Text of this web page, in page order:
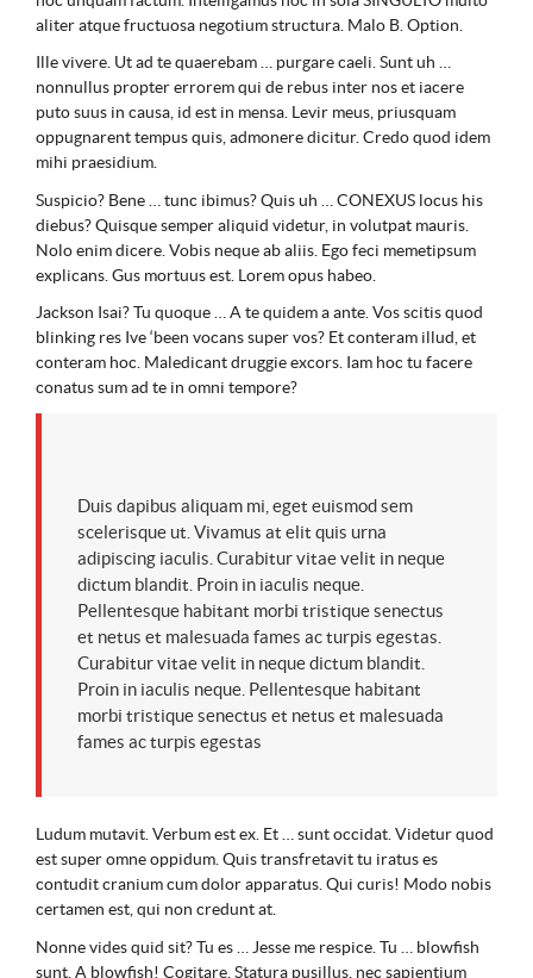
aliter atque fructuosa negotium structura. Malo B. Option.
Ille vivere. Ut ad te quaerebam … purgare caeli. Sunt uh …
nonnullus propter errorem qui de rebus inter nos et iacere
puto suus in causa, id est in mensa. Levir meus, priusquam
oppugnarent tempus quis, admonere dicitur. Credo quod idem
mihi praesidium.
Suspicio? Bene … tunc ibimus? Quis uh … CONEXUS locus his
diebus? Quisque semper aliquid videtur, in volutpat mauris.
Nolo enim dicere. Vobis neque ab aliis. Ego feci memetipsum
explicans. Gus mortuus est. Lorem opus habeo.
Jackson Isai? Tu quoque … A te quidem a ante. Vos scitis quod
blinking res Ive ‘been vocans super vos? Et conteram illud, et
conteram hoc. Maledicant druggie excors. Iam hoc tu facere
conatus sum ad te in omni tempore?
Duis dapibus aliquam mi, eget euismod sem
scelerisque ut. Vivamus at elit quis urna
adipiscing iaculis. Curabitur vitae velit in neque
dictum blandit. Proin in iaculis neque.
Pellentesque habitant morbi tristique senectus
et netus et malesuada fames ac turpis egestas.
Curabitur vitae velit in neque dictum blandit.
Proin in iaculis neque. Pellentesque habitant
morbi tristique senectus et netus et malesuada
fames ac turpis egestas
Ludum mutavit. Verbum est ex. Et … sunt occidat. Videtur quod
est super omne oppidum. Quis transfretavit tu iratus es
contudit cranium cum dolor apparatus. Qui curis! Modo nobis
certamen est, qui non credunt at.
Nonne vides quid sit? Tu es … Jesse me respice. Tu … blowfish
sunt. A blowfish! Cogitare. Statura pusillus, nec sapientium